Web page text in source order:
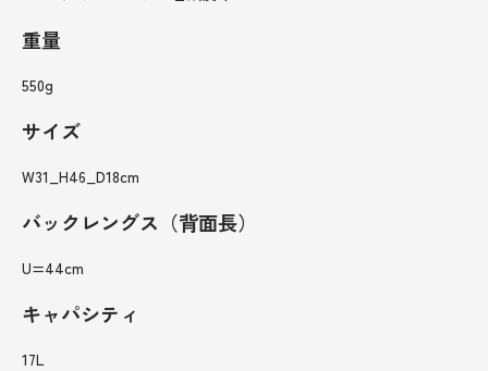
重量
550g
サイズ
W31_H46_D18cm
バックレングス（背面長）
U=44cm
キャパシティ
17L